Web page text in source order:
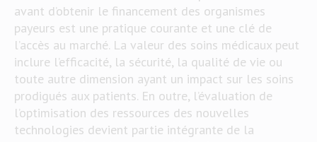
avant d’obtenir le financement des organismes
payeurs est une pratique courante et une clé de
l’accès au marché. La valeur des soins médicaux peut
inclure l’efficacité, la sécurité, la qualité de vie ou
toute autre dimension ayant un impact sur les soins
prodigués aux patients. En outre, l’évaluation de
l’optimisation des ressources des nouvelles
technologies devient partie intégrante de la